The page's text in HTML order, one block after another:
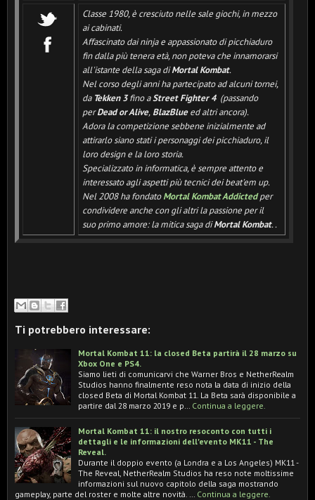
Classe 1980, è cresciuto nelle sale giochi, in mezzo
ai cabinati.
Affascinato dai ninja e appassionato di picchiaduro
fin dalla più tenera età, non poteva che innamorarsi
all'istante della saga diMortal Kombat.
Nel corso degli anni ha partecipato ad alcuni tornei,
da Tekken 3fino aStreet Fighter 4(passando
perDead or Alive, BlazBlueed altri ancora).
Adora la competizione sebbene inizialmente ad
attirarlo siano stati i personaggi dei picchiaduro, il
loro design e la loro storia.
Specializzato in informatica, è sempre attento e
interessato agli aspetti più tecnici dei beat'em up.
Nel 2008 ha fondatoMortal Kombat Addictedper
condividere anche con gli altri la passione per il
suo primo amore: la mitica saga diMortal Kombat..
Ti potrebbero interessare:
Mortal Kombat 11: la closed Beta partirà il 28 marzo su
Xbox One e PS4.
Siamo lieti di comunicarvi che Warner Bros e NetherRealm
Studios hanno finalmente reso nota la data di inizio della
closed Beta di Mortal Kombat 11. La Beta sarà disponibile a
partire dal 28 marzo 2019 e p… Continua a leggere.
Mortal Kombat 11: il nostro resoconto con tutti i
dettagli e le informazioni dell'evento MK11 - The
Reveal.
Durante il doppio evento (a Londra e a Los Angeles) MK11 -
The Reveal, NetherRealm Studios ha reso note moltissime
informazioni sul nuovo capitolo della saga mostrando
gameplay, parte del roster e molte altre novità. … Continua a leggere.